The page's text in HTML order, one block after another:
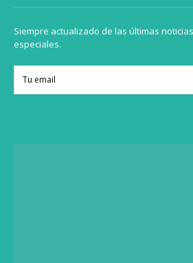
Siempre actualizado de las últimas
especiales.